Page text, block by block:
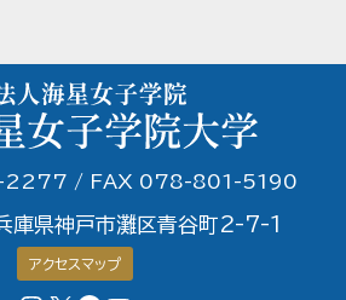
2277 / FAX 078-801-5190
県神戸市灘区青谷町2-7-1
アクセスマップ